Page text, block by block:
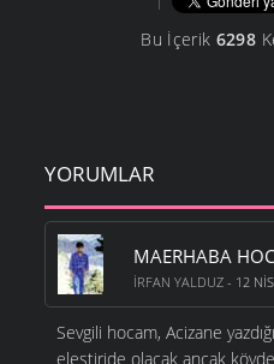
Bu İçerik 6298
YORUMLAR
MAERHABA
İRFAN YALDUZ - 12
Sevgili hocam, Acizane
eleştiride olacak ancak